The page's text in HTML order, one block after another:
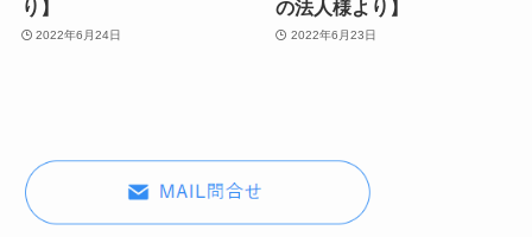
り】
2022年6月24日
の法人様より】
2022年6月23日